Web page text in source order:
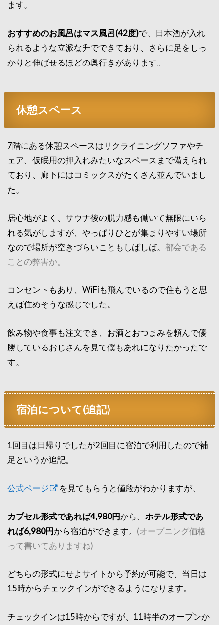
ます。
おすすめのお風呂はマス風呂(42度)で、日本酒が入れ
られるような立派な升でできており、さらに足をしっ
かりと伸ばせるほどの奥行きがあります。
休憩スペース
7階にある休憩スペースはリクライニングソファやチ
ェア、仮眠用の押入れみたいなスペースまで備えられ
ており、廊下にはコミックスがたくさん並んでいまし
た。
居心地がよく、サウナ後の脱力感も働いて無限にいら
れる気がしますが、やっぱりひとが集まりやすい場所
なので場所が空きづらいこともしばしば。都会である
ことの弊害か。
コンセントもあり、WiFiも飛んでいるので住もうと思
えば住めそうな感じでした。
飲み物や食事も注文でき、お酒とおつまみを頼んで優
勝しているおじさんを見て僕もあれになりたかったで
す。
宿泊について(追記)
1回目は日帰りでしたが2回目に宿泊で利用したので補
足というか追記。
公式ページ を見てもらうと値段がわかりますが、
カプセル形式であれば4,980円から、ホテル形式であ
れば6,980円から宿泊ができます。 (オープニング価格
って書いてありますね)
どちらの形式にせよサイトから予約が可能で、当日は
15時からチェックインができるようになります。
チェックインは15時からですが、11時半のオープンか